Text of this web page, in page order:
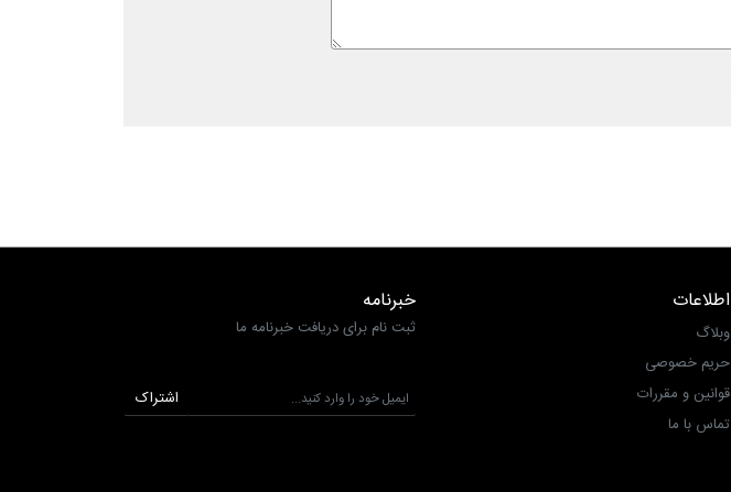
اطلاعات
وبلاگ
حریم خصوصی
قوانین و مقررات
تماس با ما
خبرنامه
ثبت نام برای دریافت خبرنامه ما
اشتراک